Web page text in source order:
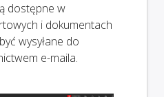
dostępne w
i dokumentach
wysyłane do
e-maila.